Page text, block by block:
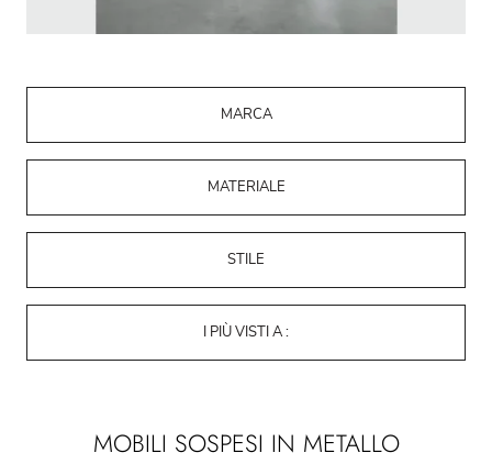
MARCA
MATERIALE
STILE
I PIÙ VISTI A :
MOBILI SOSPESI IN METALLO